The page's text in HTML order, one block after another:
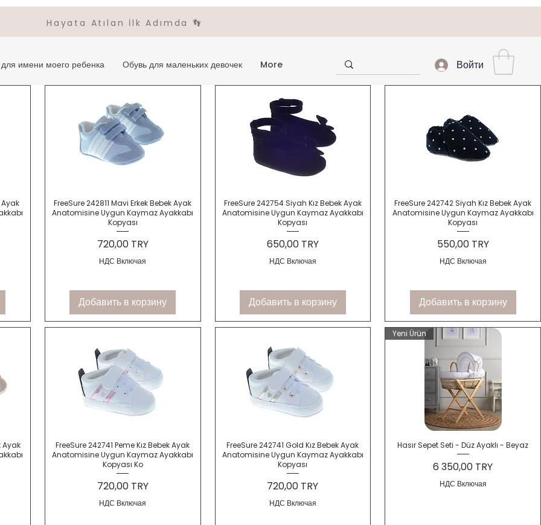
Hayata Atılan İlk Adımda 👣
имени моего ребенка Обувь для маленьких девочек More Войти
Ayak
Быстрый просмотр
FreeSure 242811 Mavi Erkek Bebek Ayak
Anatomisine Uygun Kaymaz Ayakkabı
Kopyası
Цена
720,00 TRY
НДС Включая
Добавить в корзину
Быстрый просмотр
FreeSure 242754 Siyah Kız Bebek Ayak
Anatomisine Uygun Kaymaz Ayakkabı
Kopyası
Цена
650,00 TRY
НДС Включая
Добавить в корзину
Быстрый просмотр
FreeSure 242742 Siyah Kız Bebek Ayak
Anatomisine Uygun Kaymaz Ayakkabı
Kopyası
Цена
550,00 TRY
НДС Включая
Добавить в корзину
Ayak
Быстрый просмотр
FreeSure 242741 Peme Kız Bebek Ayak
Anatomisine Uygun Kaymaz Ayakkabı
Kopyası Ko
Цена
720,00 TRY
НДС Включая
Быстрый просмотр
FreeSure 242741 Gold Kız Bebek Ayak
Anatomisine Uygun Kaymaz Ayakkabı
Kopyası
Цена
720,00 TRY
НДС Включая
Быстрый просмотр
Yeni Ürün
Hasır Sepet Seti - Düz Ayaklı - Beyaz
Цена
6 350,00 TRY
НДС Включая